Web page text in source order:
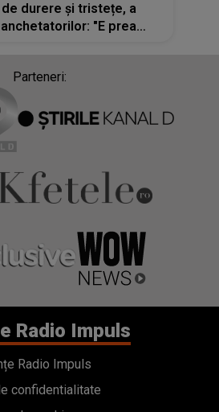
durere și tristețe, a
"E prea
Parteneri:
Radio Impuls
Radio Impuls
confidentialitate